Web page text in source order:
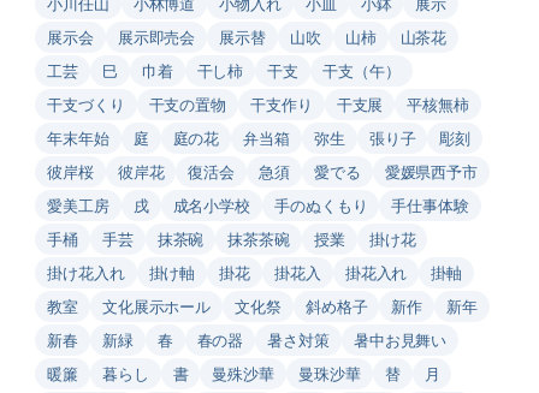
展示会
展示即売会 展示替 山吹 山柿
山茶花
工芸
巳 巾着 干し柿 干支
干支（午）
干支づくり
干支の置物 干支作り 干支展
平核無柿
年末年始
庭 庭の花 弁当箱 弥生 張り子
彫刻
彼岸桜
彼岸花 復活会 急須 愛でる
愛媛県西予市
愛美工房
戌 成名小学校 手のぬくもり
手仕事体験
手桶
手芸 抹茶碗 抹茶茶碗 授業
掛け花
掛け花入れ
掛け軸 掛花 掛花入 掛花入れ
掛軸
教室
文化展示ホール 文化祭 斜め格子 新作
新年
新春
新緑 春 春の器 暑さ対策
暑中お見舞い
暖簾
暮らし 書 曼殊沙華 曼珠沙華 替
月